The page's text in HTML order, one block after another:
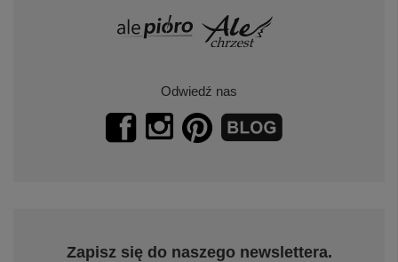
Odwiedź nas
Zapisz się do naszego newslettera.